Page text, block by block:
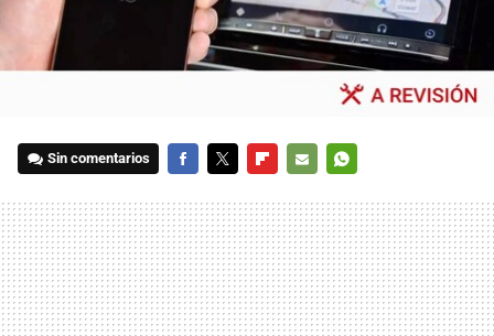
Sin comentarios
MAIL